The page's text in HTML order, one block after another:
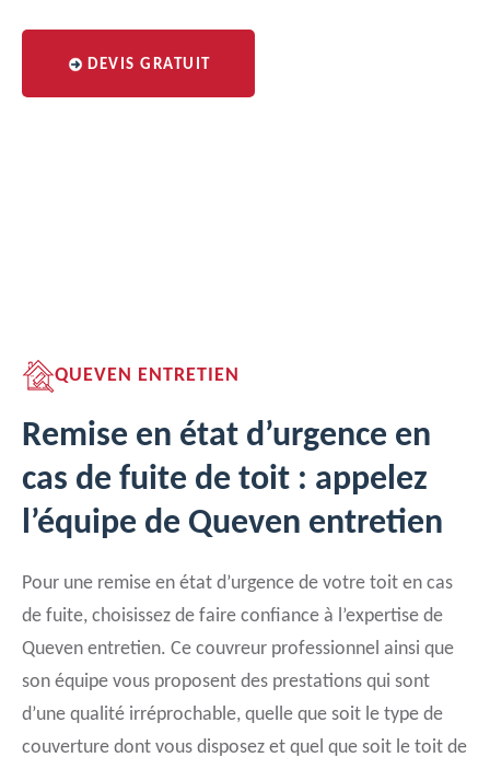
DEVIS GRATUIT
QUEVEN ENTRETIEN
Remise en état d’urgence en
cas de fuite de toit : appelez
l’équipe de Queven entretien
Pour une remise en état d’urgence de votre toit en cas
de fuite, choisissez de faire confiance à l’expertise de
Queven entretien. Ce couvreur professionnel ainsi que
son équipe vous proposent des prestations qui sont
d’une qualité irréprochable, quelle que soit le type de
couverture dont vous disposez et quel que soit le toit de